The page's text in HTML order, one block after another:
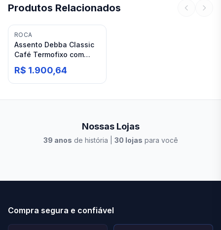
Produtos Relacionados
ROCA
Assento Debba Classic
Café Termofixo com
Queda Amortecida Roca
R$ 1.900,64
Nossas Lojas
39 anos de história | 30 lojas para você
Compra segura e confiável